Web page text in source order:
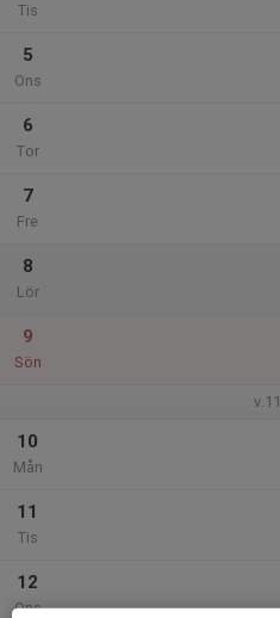
Tis
5
Ons
6
Tor
7
Fre
8
Lör
9
Sön
v.11
10
Mån
11
Tis
12
Ons